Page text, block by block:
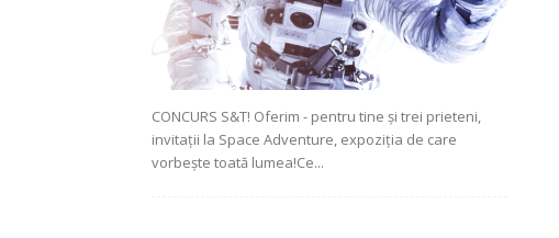
CONCURS S&T! Oferim - pentru tine și trei prieteni,
invitații la Space Adventure, expoziția de care
vorbește toată lumea!Ce...